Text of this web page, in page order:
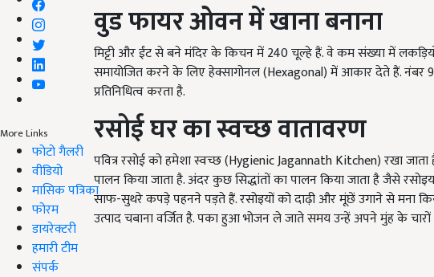
More Links
फोटो गैलरी
वीडियो
मासिक पत्रिका
फोरम
डायरेक्टरी
हमारी टीम
संपर्क
वुड फायर ओवन में खाना बनाना
मिट्टी और ईंट से बने मंदिर के किचन में 240 चूल्हे हैं. वे कम संख्या में
समायोजित करने के लिए हेक्सागोनल (Hexagonal) में आकार देते हैं. नंबर
प्रतिनिधित्व करता है.
रसोई घर का स्वच्छ वातावरण
पवित्र रसोई को हमेशा स्वच्छ (Hygienic Jagannath Kitchen) रखा
पालन किया जाता है. अंदर कुछ सिद्धांतों का पालन किया जाता है जैसे
साफ-सुथरे कपड़े पहनने पड़ते हैं. रसोइयों को दाढ़ी और मूंछें उगाने से मना
उत्पाद चबाना वर्जित है. पका हुआ भोजन ले जाते समय उन्हें अपने मुंह के